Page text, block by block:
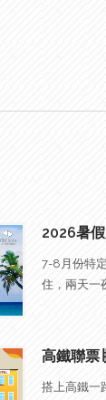
7-8月份特
住，兩天一
搭上高鐵一